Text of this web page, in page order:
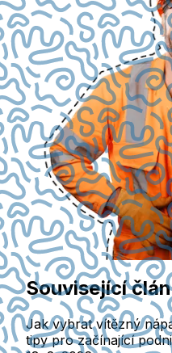
Související
Jak vybrat vítězný
tipy pro začínající